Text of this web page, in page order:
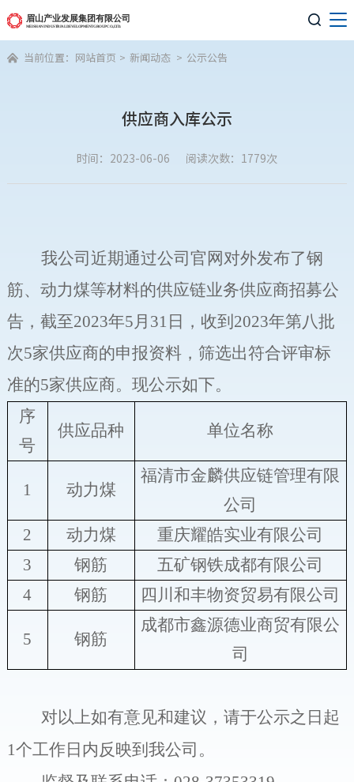

 当前位置： 网站首页 > 新闻动态 > 公示公告
供应商入库公示
时间：2023-06-06 阅读次数：1779次
我公司 近期通过公司官网对外发布了钢
筋、 动力煤等材料的供应链业务供应商招募公
告 ，截至2023年5月 31 日，收到 2023年第八批
次5家供应商的申报资料，筛选出符合评审标
准的5家供应商。 现公示如下。
序
号
供应品种 单位名称
1 动力煤
福清市金麟供应链管理有限
公司
2
动力煤
重庆耀皓实业有限公司
3
钢筋
五矿钢铁成都有限公司
4
钢筋 四川和丰物资贸易有限公司
5 钢筋
成都市鑫源德业商贸有限公
司
对以上如有意见和建议，请于公示之日起
1个工作日内反映到我公司。